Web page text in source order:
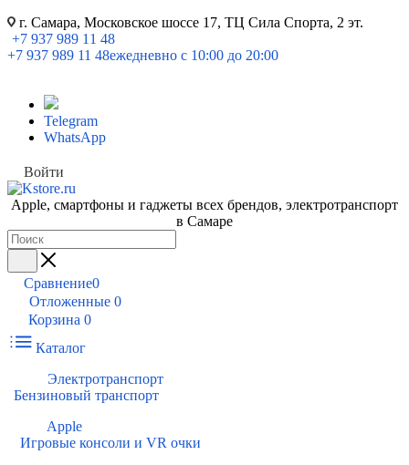
г. Самара, Московское шоссе 17, ТЦ Сила Спорта, 2 эт.
+7 937 989 11 48
+7 937 989 11 48ежедневно с 10:00 до 20:00
Telegram
WhatsApp
Войти
Apple, cмартфоны и гаджеты всех брендов, электротранспорт
в Самаре
Сравнение0
Отложенные 0
Корзина 0
Каталог
Электротранспорт
Бензиновый транспорт
Apple
Игровые консоли и VR очки